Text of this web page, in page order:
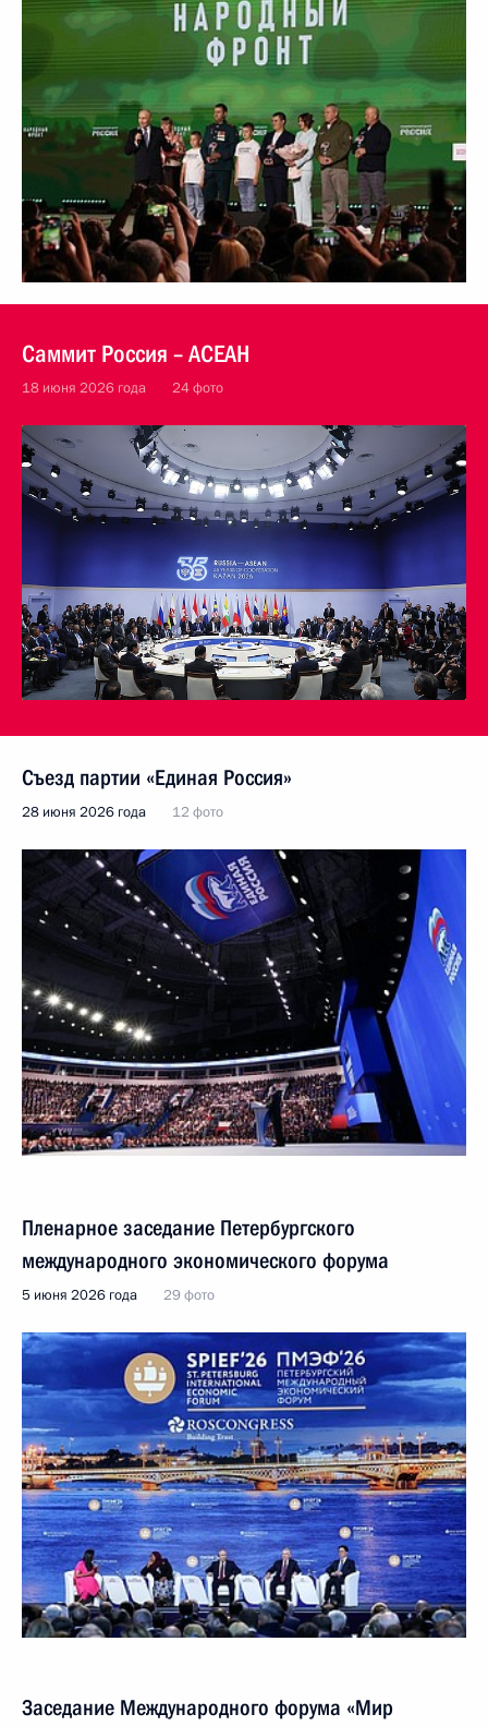
Саммит Россия – АСЕАН
18 июня 2026 года 24 фото
Съезд партии «Единая Россия»
28 июня 2026 года 12 фото
Пленарное заседание Петербургского
международного экономического форума
5 июня 2026 года 29 фото
Заседание Международного форума «Мир